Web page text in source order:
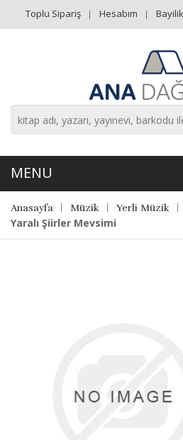
Toplu Sipariş Hesabım
Anasayfa Müzik Yerli Müzik
Yaralı Şiirler Mevsimi